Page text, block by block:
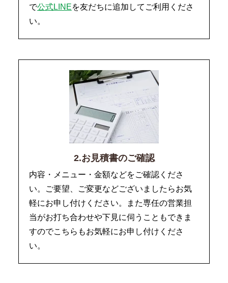
で公式LINEを友だちに追加してご利用くださ
い。
2.お見積書のご確認
内容・メニュー・金額などをご確認くださ
い。ご要望、ご変更などございましたらお気
軽にお申し付けください。また専任の営業担
当がお打ち合わせや下見に伺うこともできま
すのでこちらもお気軽にお申し付けくださ
い。